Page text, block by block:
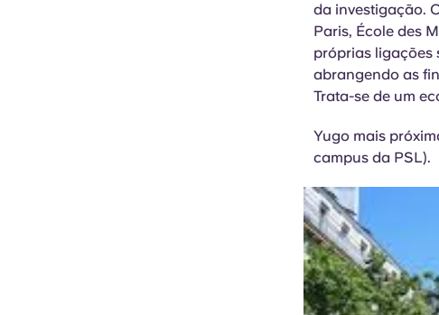
da investigação.
Paris, École des
próprias ligações
abrangendo as
Trata-se de um
Yugo mais
campus da PSL).